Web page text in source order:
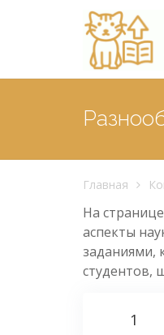
Главная
На
аспекты
заданиями,
студентов,
1